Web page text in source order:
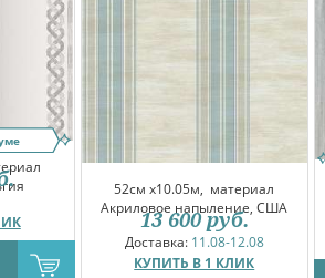
52см x10.05м, материал
Акриловое напыление, США
Доставка: 11.08-12.08
КУПИТЬ В 1 КЛИК
13 600 руб.